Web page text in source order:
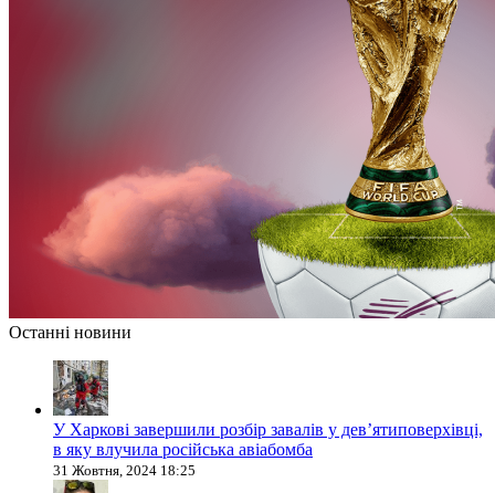
Останні новини
У Харкові завершили розбір завалів у дев’ятиповерхівці,
в яку влучила російська авіабомба
31 Жовтня, 2024 18:25